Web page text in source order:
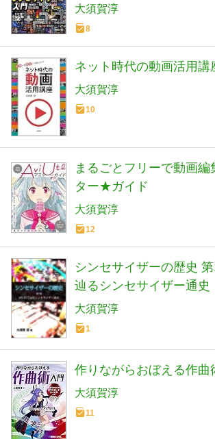
大須賀淳
8
ネット時代の動画活用講
大須賀淳
10
まるごとフリーで動画
ター★ガイド
大須賀淳
12
シンセサイザーの歴史
辿るシンセサイザー通史
大須賀淳
1
作りながらおぼえる作曲
大須賀淳
11